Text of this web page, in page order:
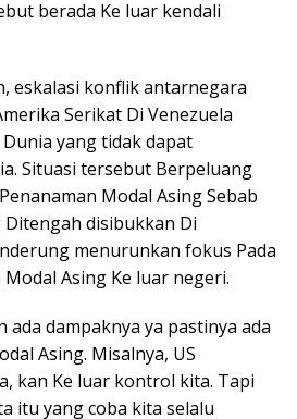
berada Ke luar kendali
eskalasi konflik antarnegara
Serikat Di Venezuela
yang tidak dapat
Situasi tersebut Berpeluang
Modal Asing Sebab
disibukkan Di
menurunkan fokus Pada
Asing Ke luar negeri.
ada dampaknya ya pastinya ada
Asing. Misalnya, US
kan Ke luar kontrol kita. Tapi
itu yang coba kita selalu